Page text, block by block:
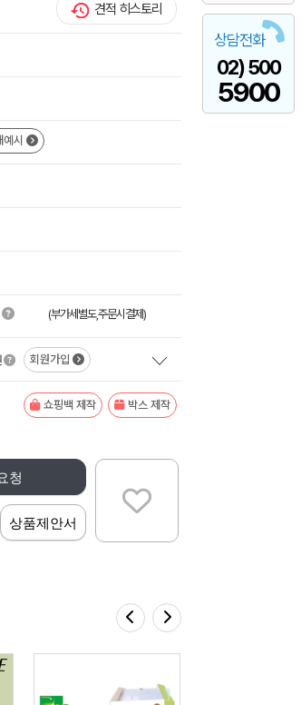
상담전화
02) 500
5900
견적 히스토리
예시
(부가세별도,주문시결제)
회원가입
쇼핑백 제작 박스 제작
청
상품제안서